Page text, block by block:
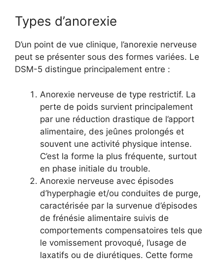
Types d’anorexie
D’un point de vue clinique, l’anorexie nerveuse
peut se présenter sous des formes variées. Le
DSM-5 distingue principalement entre :
Anorexie nerveuse de type restrictif. La
perte de poids survient principalement
par une réduction drastique de l’apport
alimentaire, des jeûnes prolongés et
souvent une activité physique intense.
C’est la forme la plus fréquente, surtout
en phase initiale du trouble.
Anorexie nerveuse avec épisodes
d’hyperphagie et/ou conduites de purge,
caractérisée par la survenue d’épisodes
de frénésie alimentaire suivis de
comportements compensatoires tels que
le vomissement provoqué, l’usage de
laxatifs ou de diurétiques. Cette forme